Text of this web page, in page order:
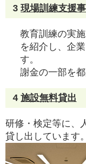
3 現場訓練支援
教育訓練の実
を紹介し、企
す。
謝金の一部を
4 施設無料貸出
研修・検定等に、
貸し出しています。